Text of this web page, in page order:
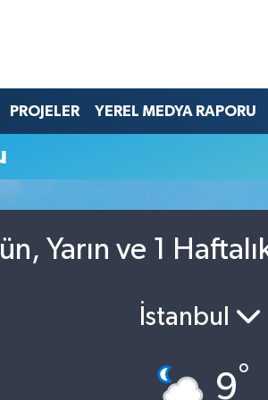
PROJELER YEREL MEDYA RAPORU
Yarın ve 1
İstanbul
9°